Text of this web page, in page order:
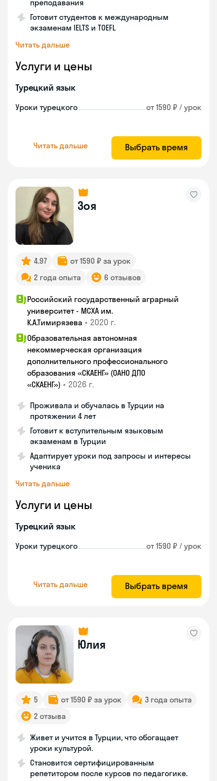
преподавания
Готовит студентов к международным
экзаменам IELTS и TOEFL
Читать дальше
Услуги и цены
Турецкий язык
Уроки турецкого от 1590 ₽ / урок
Читать дальше Выбрать время
Зоя
4.97
от 1590 ₽ за урок
2 года опыта
6 отзывов
Российский государственный аграрный
университет - МСХА им.
К.А.Тимирязева • 2020 г.
Образовательная автономная
некоммерческая организация
дополнительного профессионального
образования «СКАЕНГ» (ОАНО ДПО
«СКАЕНГ») • 2026 г.
Проживала и обучалась в Турции на
протяжении 4 лет
Готовит к вступительным языковым
экзаменам в Турции
Адаптирует уроки под запросы и интересы
ученика
Читать дальше
Услуги и цены
Турецкий язык
Уроки турецкого от 1590 ₽ / урок
Читать дальше Выбрать время
Юлия
5 от 1590 ₽ за урок
3 года опыта
2 отзыва
Живет и учится в Турции, что обогащает
уроки культурой.
Становится сертифицированным
репетитором после курсов по педагогике.